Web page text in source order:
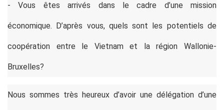
- Vous êtes arrivés dans le cadre d’une mission
économique. D’après vous, quels sont les potentiels de
coopération entre le Vietnam et la région Wallonie-
Bruxelles?
Nous sommes très heureux d’avoir une délégation d’une